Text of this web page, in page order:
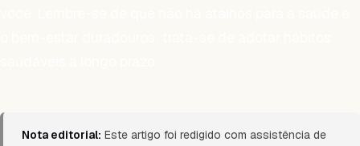
Nota editorial: Este artigo foi redigido com assistência de